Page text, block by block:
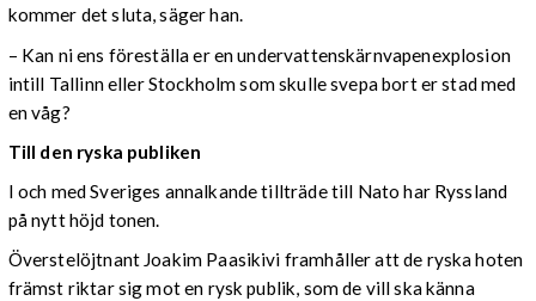
kommer det sluta, säger han.
– Kan ni ens föreställa er en undervattenskärnvapenexplosion
intill Tallinn eller Stockholm som skulle svepa bort er stad med
en våg?
Till den ryska publiken
I och med Sveriges annalkande tillträde till Nato har Ryssland
på nytt höjd tonen.
Överstelöjtnant Joakim Paasikivi framhåller att de ryska hoten
främst riktar sig mot en rysk publik, som de vill ska känna